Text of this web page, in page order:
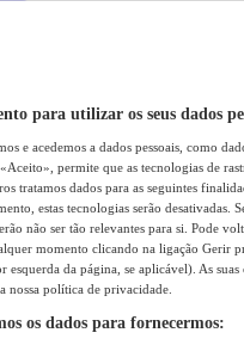
para utilizar os seus dados
e acedemos a dados pessoais, como
permite que as tecnologias de
tratamos dados para as seguintes
estas tecnologias serão desativadas.
não ser tão relevantes para si. Pode
momento clicando na ligação Gerir
da página, se aplicável). As suas
nossa política de privacidade.
os dados para fornecermos: